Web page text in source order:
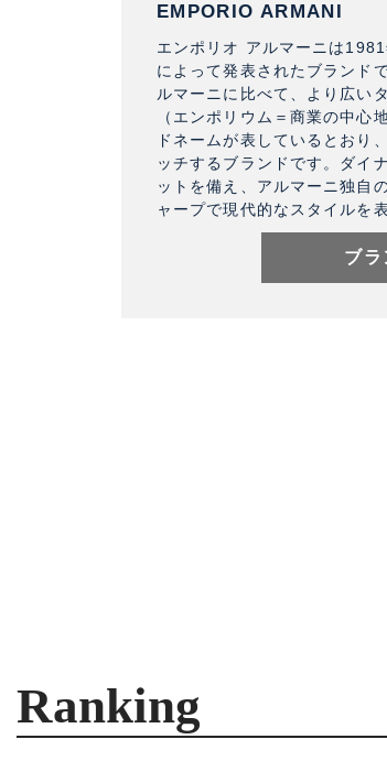
EMPORIO ARMANI
エンポリオ アルマーニは
によって発表されたブランド
ルマーニに比べて、より広い
（エンポリウム＝商業の中心
ドネームが表しているとおり
ッチするブランドです。ダイ
ットを備え、アルマーニ独自
ャープで現代的なスタイルを
ブラ
Ranking